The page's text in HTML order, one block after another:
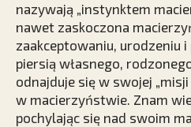
nazywają „instynktem
nawet zaskoczona
zaakceptowaniu, urodzeniu
piersią własnego,
odnajduje się w swojej
w macierzyństwie. Znam
pochylając się nad swoim